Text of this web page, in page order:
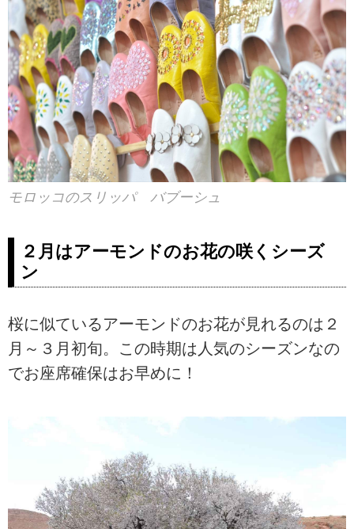
モロッコのスリッパ バブーシュ
２月はアーモンドのお花の咲くシーズ
ン
桜に似ているアーモンドのお花が見れるのは２
月～３月初旬。この時期は人気のシーズンなの
でお座席確保はお早めに！